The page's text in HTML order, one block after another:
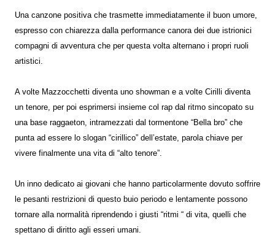
Una canzone positiva che trasmette immediatamente il buon umore,
espresso con chiarezza dalla performance canora dei due istrionici
compagni di avventura che per questa volta alternano i propri ruoli
artistici.
A volte Mazzocchetti diventa uno showman e a volte Cirilli diventa
un tenore, per poi esprimersi insieme col rap dal ritmo sincopato su
una base raggaeton, intramezzati dal tormentone “Bella bro” che
punta ad essere lo slogan “cirillico” dell’estate, parola chiave per
vivere finalmente una vita di “alto tenore”.
Un inno dedicato ai giovani che hanno particolarmente dovuto soffrire
le pesanti restrizioni di questo buio periodo e lentamente possono
tornare alla normalità riprendendo i giusti “ritmi “ di vita, quelli che
spettano di diritto agli esseri umani.